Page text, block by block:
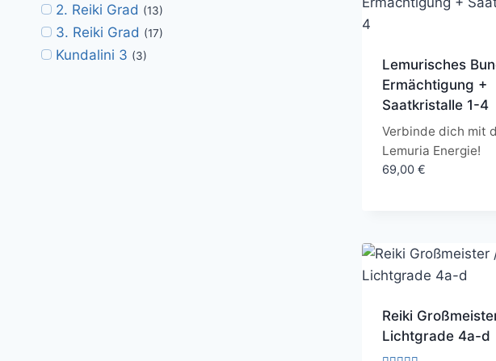
Lemurisches
Ermächtigung +
Saatkristalle 1-4
Verbinde dich mit
Lemuria Energie!
69,00 €
Reiki
Lichtgrade 4a-d
2. Reiki Grad (13)
3. Reiki Grad (17)
Kundalini 3 (3)